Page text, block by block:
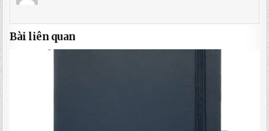
Bài liên quan